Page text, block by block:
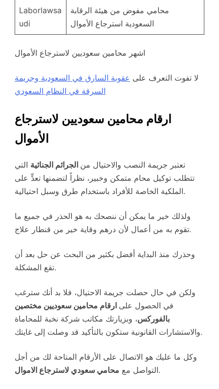
Laborlawsa
udi
محامي مفوض من هيئة الرقابة
السعودية استرجاع الأموال
اشهر محامين سعوديين لاسترجاع الأموال
لا تفوت التعرف على عقوبة السارق في السعودية وجريمة
السرقة في النظام السعودي
ارقام محامين سعوديين لاسترجاع
الأموال
تعتبر جريمة النصب والاحتيال من الجرائم الجنائية التي
تتطلب توكيل محام متمكن وخبير، نظراً لتضمنها تعدٍّ على
الملكية الخاصة للأفراد باستخدام طرق وسبل احتيالية.
ولذلك خير ما يمكن أن ننصحك به هو الحذر في جميع ما
تقوم به من أعمال لأن درهم وقاية خير من قنطار علاج.
وحذرك منذ البداية أفضل بكثير من البحث عن حل بعد أن
تقع المشكلة.
ولكن في حال حصلت جريمة الاحتيال، فلا بد أنك سترغب
في الحصول على ارقام محامين سعوديين مختصين
بالفوركس، وبزيارتك مكاتب شركة نخبة للمحاماة
والاستشارات القانونية ستكون بالتأكيد قد وصلت إلى غايتك.
وكل ما عليك هو الاتصال على الأرقام المتاحة لك من أجل
التواصل مع محامي سعودي لاسترجاع الاموال .